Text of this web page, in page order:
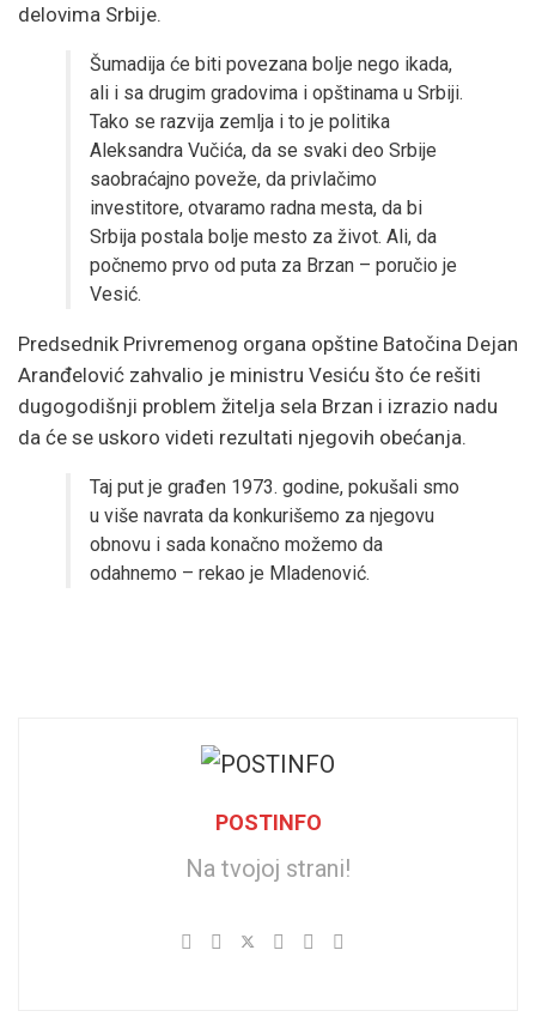
delovima Srbije.
Šumadija će biti povezana bolje nego ikada,
ali i sa drugim gradovima i opštinama u Srbiji.
Tako se razvija zemlja i to je politika
Aleksandra Vučića, da se svaki deo Srbije
saobraćajno poveže, da privlačimo
investitore, otvaramo radna mesta, da bi
Srbija postala bolje mesto za život. Ali, da
počnemo prvo od puta za Brzan – poručio je
Vesić.
Predsednik Privremenog organa opštine Batočina Dejan
Aranđelović zahvalio je ministru Vesiću što će rešiti
dugogodišnji problem žitelja sela Brzan i izrazio nadu
da će se uskoro videti rezultati njegovih obećanja.
Taj put je građen 1973. godine, pokušali smo
u više navrata da konkurišemo za njegovu
obnovu i sada konačno možemo da
odahnemo – rekao je Mladenović.
POSTINFO
Na tvojoj strani!